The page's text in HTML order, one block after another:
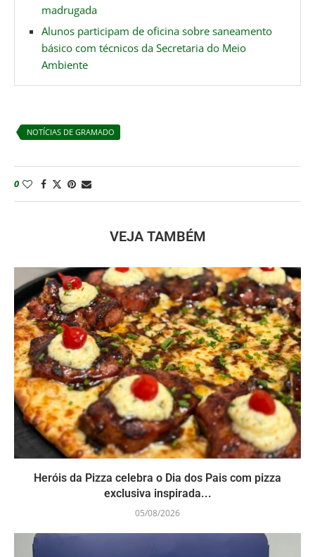
madrugada
Alunos participam de oficina sobre saneamento
básico com técnicos da Secretaria do Meio
Ambiente
NOTÍCIAS DE GRAMADO
0
VEJA TAMBÉM
Heróis da Pizza celebra o Dia dos Pais com pizza
exclusiva inspirada...
05/08/2026